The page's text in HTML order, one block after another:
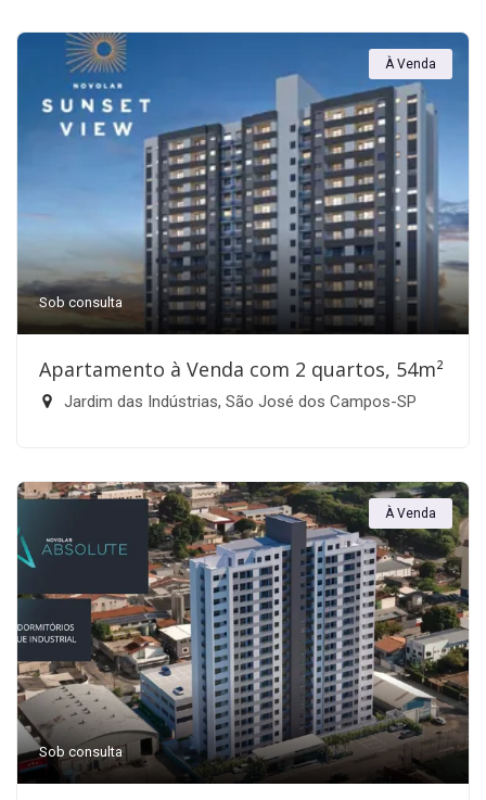
À Venda
Sob consulta
Apartamento à Venda com 2 quartos, 54m²
Jardim das Indústrias, São José dos Campos-SP
À Venda
Sob consulta